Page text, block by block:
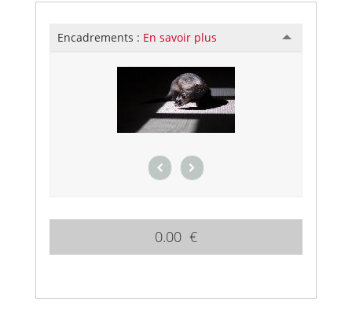
Encadrements : En savoir plus
0.00 €